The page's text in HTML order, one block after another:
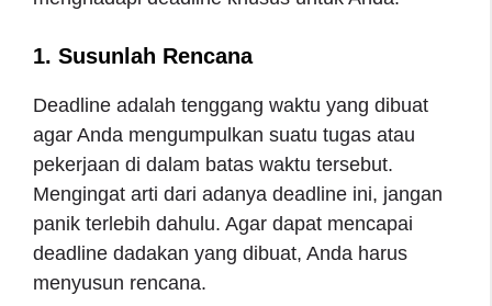
1. Susunlah Rencana
Deadline adalah tenggang waktu yang dibuat
agar Anda mengumpulkan suatu tugas atau
pekerjaan di dalam batas waktu tersebut.
Mengingat arti dari adanya deadline ini, jangan
panik terlebih dahulu. Agar dapat mencapai
deadline dadakan yang dibuat, Anda harus
menyusun rencana.